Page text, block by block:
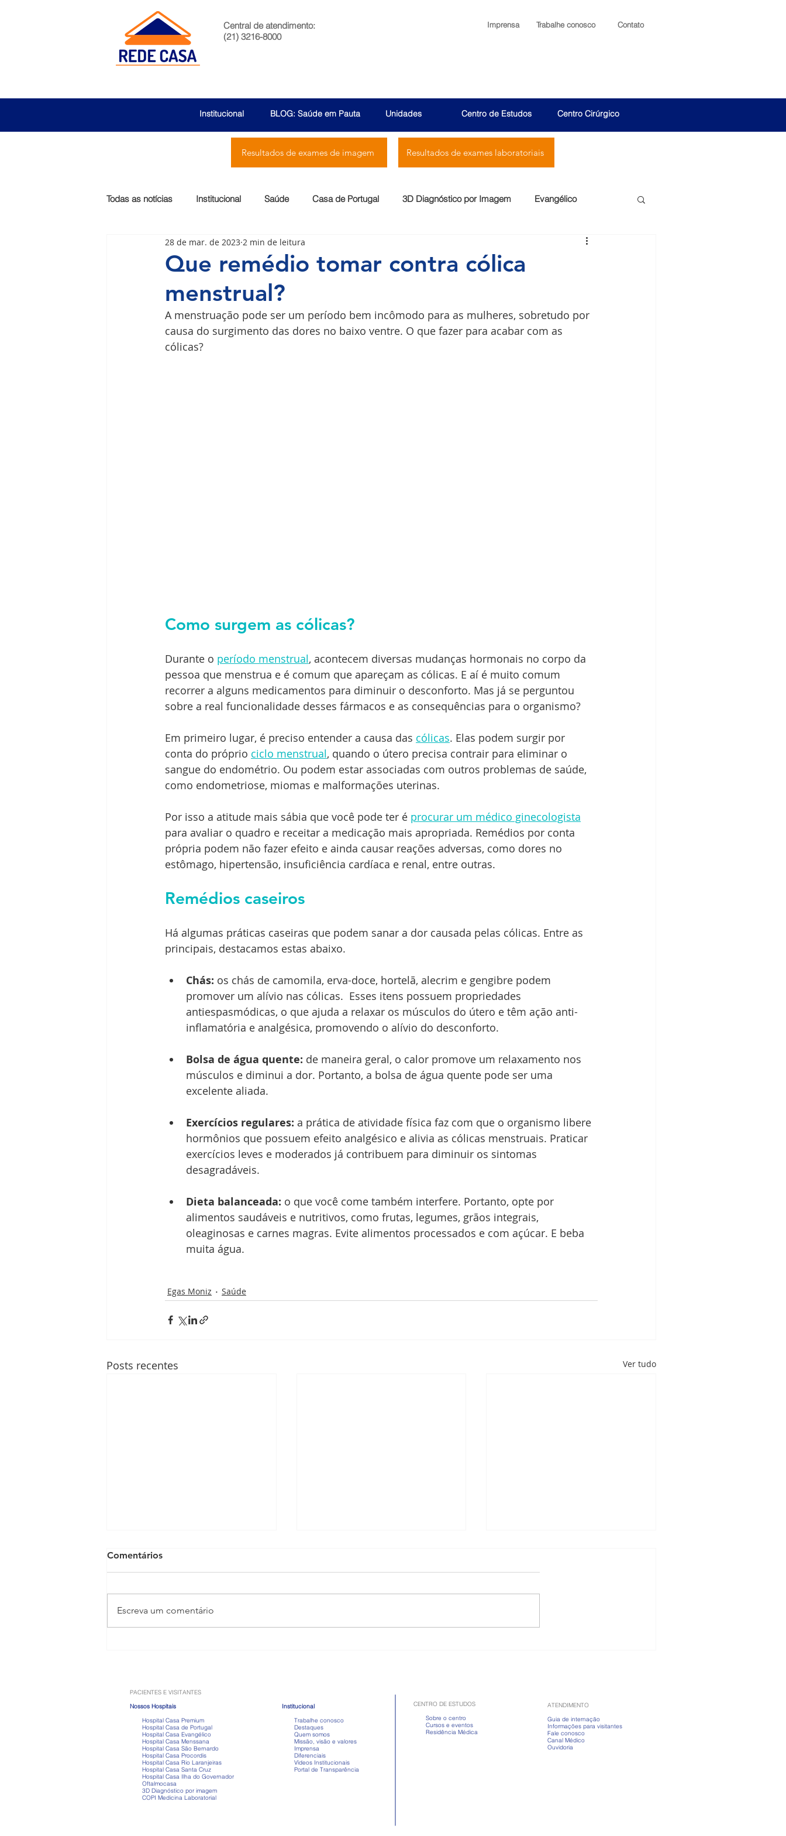
Central de atendimento:
(21) 3216-8000
Imprensa Trabalhe conosco Contato
BLOG: Saúde em Pauta Unidades Centro de Estudos Centro Cirúrgico
Institucional
Resultados de exames de imagem Resultados de exames laboratoriais
Todas as notícias Institucional Saúde Casa de Portugal 3D Diagnóstico por Imagem Evangélico
São Bernardo Egas Moniz Menssana
Ilha do Governador Premium
Que remédio tomar contra cólica
menstrual?
28 de mar. de 2023 2 min de leitura
A menstruação pode ser um período bem incômodo para as mulheres, sobretudo por
causa do surgimento das dores no baixo ventre. O que fazer para acabar com as
cólicas?
Como surgem as cólicas?
Durante o período menstrual, acontecem diversas mudanças hormonais no corpo da
pessoa que menstrua e é comum que apareçam as cólicas. E aí é muito comum
recorrer a alguns medicamentos para diminuir o desconforto. Mas já se perguntou
sobre a real funcionalidade desses fármacos e as consequências para o organismo?
Em primeiro lugar, é preciso entender a causa das cólicas. Elas podem surgir por
conta do próprio ciclo menstrual, quando o útero precisa contrair para eliminar o
sangue do endométrio. Ou podem estar associadas com outros problemas de saúde,
como endometriose, miomas e malformações uterinas.
Por isso a atitude mais sábia que você pode ter é procurar um médico ginecologista
para avaliar o quadro e receitar a medicação mais apropriada. Remédios por conta
própria podem não fazer efeito e ainda causar reações adversas, como dores no
estômago, hipertensão, insuficiência cardíaca e renal, entre outras.
Remédios caseiros
Há algumas práticas caseiras que podem sanar a dor causada pelas cólicas. Entre as
principais, destacamos estas abaixo.
Chás: os chás de camomila, erva-doce, hortelã, alecrim e gengibre podem
promover um alívio nas cólicas.  Esses itens possuem propriedades
antiespasmódicas, o que ajuda a relaxar os músculos do útero e têm ação anti-
inflamatória e analgésica, promovendo o alívio do desconforto.
Bolsa de água quente: de maneira geral, o calor promove um relaxamento nos
músculos e diminui a dor. Portanto, a bolsa de água quente pode ser uma
excelente aliada.
Exercícios regulares: a prática de atividade física faz com que o organismo libere
hormônios que possuem efeito analgésico e alivia as cólicas menstruais. Praticar
exercícios leves e moderados já contribuem para diminuir os sintomas
desagradáveis.
Dieta balanceada: o que você come também interfere. Portanto, opte por
alimentos saudáveis e nutritivos, como frutas, legumes, grãos integrais,
oleaginosas e carnes magras. Evite alimentos processados e com açúcar. E beba
muita água.
Egas Moniz Saúde
Posts recentes Ver tudo
Comentários
Escreva um comentário
PACIENTES E VISITANTES
Nossos Hospitais
Hospital Casa Premium
Hospital Casa de Portugal
Hospital Casa Evangélico
Hospital Casa Menssana
Hospital Casa São Bernardo
Hospital Casa Procordis
Hospital Casa Rio Laranjeiras
Hospital Casa Santa Cruz
Hospital Casa Ilha do Governador
Oftalmocasa
3D Diagnóstico por imagem
COPI Medicina Laboratorial
Institucional
Trabalhe conosco
Destaques
Quem somos
Missão, visão e valores
Imprensa
Diferenciais
Vídeos Institucionais
Portal de Transparência
CENTRO DE ESTUDOS
Sobre o centro
Cursos e eventos
Residência Médica
ATENDIMENTO
Guia de internação
Informações para visitantes
Fale conosco
Canal Médico
Ouvidoria